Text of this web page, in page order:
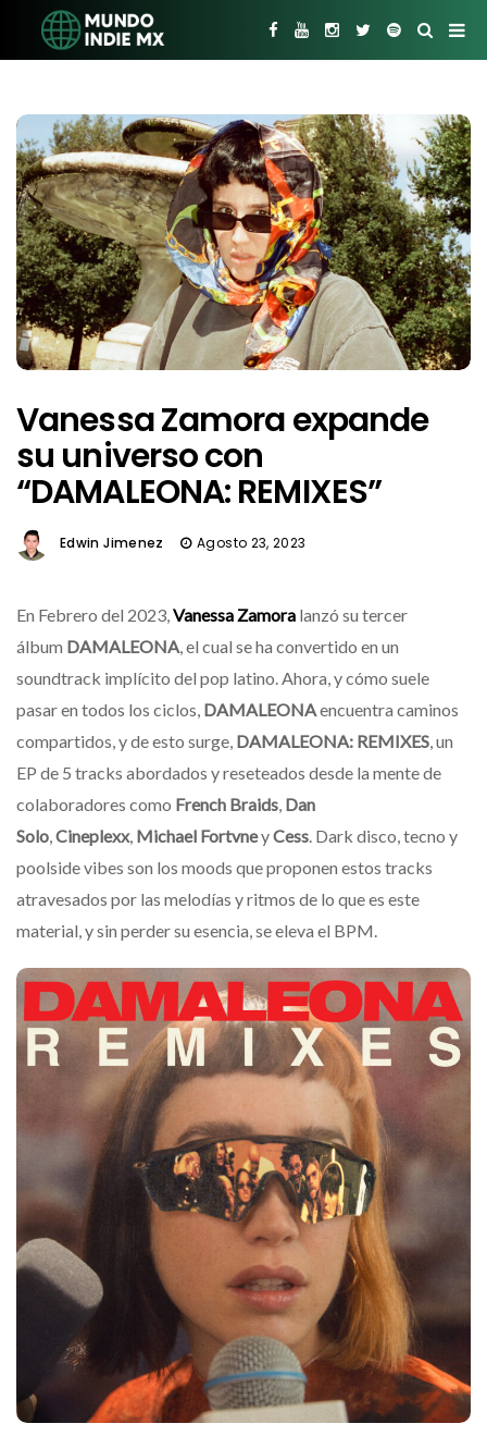
Vanessa Zamora expande
su universo con
“DAMALEONA: REMIXES”
Edwin Jimenez Agosto 23, 2023
En Febrero del 2023,Vanessa Zamora lanzó su tercer
álbum DAMALEONA, el cual se ha convertido en un
soundtrack implícito del pop latino. Ahora, y cómo suele
pasar en todos los ciclos, DAMALEONAencuentra caminos
compartidos, y de esto surge, DAMALEONA: REMIXES, un
EP de 5 tracks abordados y reseteados desde la mente de
colaboradores como French Braids, Dan
Solo,Cineplexx, Michael FortvneyCess. Dark disco, tecno y
poolside vibes son los moods que proponen estos tracks
atravesados por las melodías y ritmos de lo que es este
material, y sin perder su esencia, se eleva el BPM.